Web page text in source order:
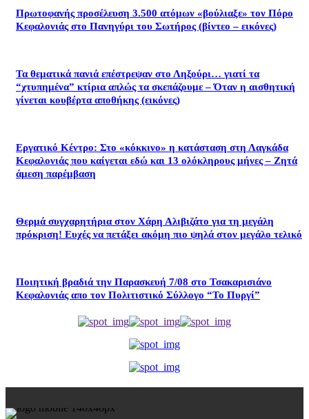
Πρωτοφανής προσέλευση 3.500 ατόμων «βούλιαξε» τον Πόρο
Κεφαλονιάς στο Πανηγύρι του Σωτήρος (βίντεο – εικόνες)
Τα θεματικά πανιά επέστρεψαν στο Ληξούρι… γιατί τα
“χτυπημένα” κτίρια απλώς τα σκεπάζουμε – Όταν η αισθητική
γίνεται κουβέρτα αποθήκης (εικόνες)
Εργατικό Κέντρο: Στο «κόκκινο» η κατάσταση στη Λαγκάδα
Κεφαλονιάς που καίγεται εδώ και 13 ολόκληρους μήνες – Ζητά
άμεση παρέμβαση
Θερμά συγχαρητήρια στον Χάρη Αλιβιζάτο για τη μεγάλη
πρόκριση! Ευχές να πετάξει ακόμη πιο ψηλά στον μεγάλο τελικό
Ποιητική βραδιά την Παρασκευή 7/08 στο Τσακαρισιάνο
Κεφαλονιάς απο τον Πολιτιστικό Σύλλογο “Το Πυργί”